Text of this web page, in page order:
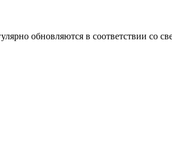
обновляются в соответствии со